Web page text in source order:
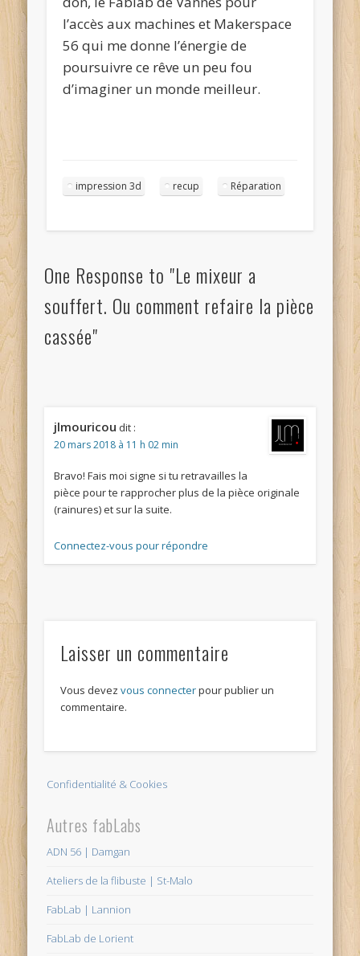
l’accès aux machines et Makerspace
56 qui me donne l’énergie de
poursuivre ce rêve un peu fou
d’imaginer un monde meilleur.
impression 3d recup Réparation
One Response to "Le mixeur a
souffert. Ou comment refaire la pièce
cassée"
jlmouricou dit :
20 mars 2018 à 11 h 02 min
Bravo! Fais moi signe si tu retravailles la
pièce pour te rapprocher plus de la pièce originale
(rainures) et sur la suite.
Connectez-vous pour répondre
Laisser un commentaire
Vous devez vous connecterpour publier un
commentaire.
Confidentialité & Cookies
Autres fabLabs
ADN 56 | Damgan
Ateliers de la flibuste | St-Malo
FabLab | Lannion
FabLab de Lorient